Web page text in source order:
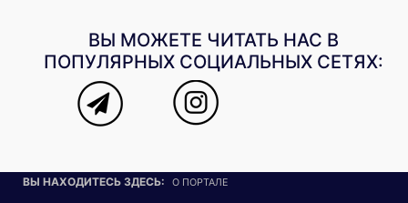
ВЫ МОЖЕТЕ ЧИТАТЬ НАС В
ПОПУЛЯРНЫХ СОЦИАЛЬНЫХ СЕТЯХ:
ВЫ НАХОДИТЕСЬ ЗДЕСЬ: О ПОРТАЛЕ